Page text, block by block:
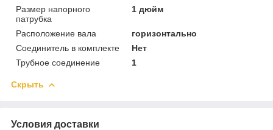
Размер напорного
патрубка
1 дюйм
Расположение вала
горизонтально
Соединитель в комплекте
Нет
Трубное соединение
1
Скрыть
Условия доставки